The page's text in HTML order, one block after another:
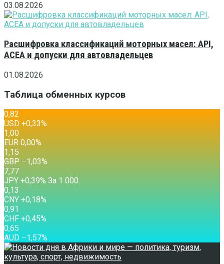
03.08.2026
Расшифровка классификаций моторных масел: API,
ACEA и допуски для автовладельцев
01.08.2026
Таблица обменных курсов
0,82
USD +0,33%
1,00
EUR 0,00%
1,15
GBP –1,03%
7,77
JPY +0,39% За 1 000
0,13
CNY +0,18%
0,91
CHF +0,45%
0,65
AUD –1,57%